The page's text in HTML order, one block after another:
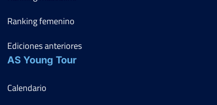
Ranking femenino
Ediciones anteriores
AS Young Tour
Calendario